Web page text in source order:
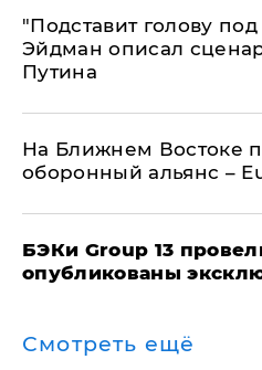
​"Подставит голову под
Эйдман описал
Путина
На Ближнем Востоке
оборонный альянс –
​БЭКи Group 13
опубликованы
Смотреть ещё